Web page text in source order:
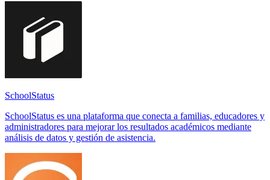
SchoolStatus
SchoolStatus es una plataforma que conecta a familias, educadores y
administradores para mejorar los resultados académicos mediante
análisis de datos y gestión de asistencia.